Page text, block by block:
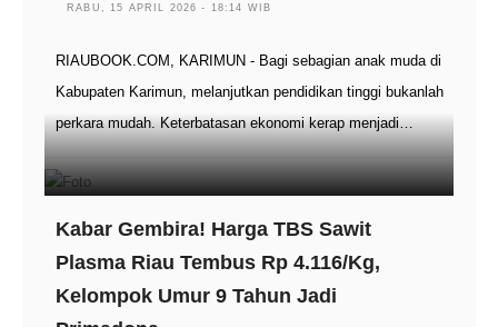
RABU, 15 APRIL 2026 - 18:14 WIB
RIAUBOOK.COM, KARIMUN - Bagi sebagian anak muda di
Kabupaten Karimun, melanjutkan pendidikan tinggi bukanlah
perkara mudah. Keterbatasan ekonomi kerap menjadi…
Kabar Gembira! Harga TBS Sawit
Plasma Riau Tembus Rp 4.116/Kg,
Kelompok Umur 9 Tahun Jadi